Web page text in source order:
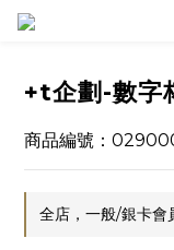
+t企劃-數字
商品編號：
全店，一般/銀卡